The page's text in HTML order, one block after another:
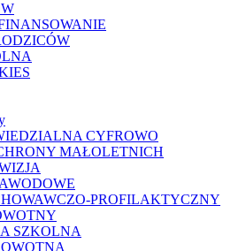
CYFROWO
MAŁOLETNICH
PROFILAKTYCZNY
SZKOLNA